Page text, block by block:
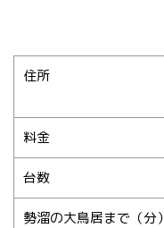
住所
料金
台数
勢溜の大鳥居まで（分）